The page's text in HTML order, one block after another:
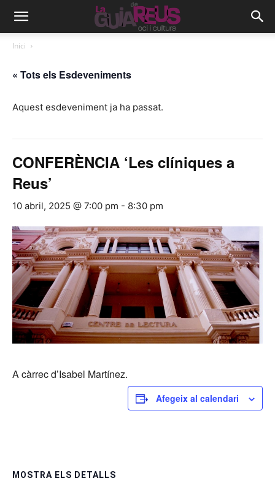
Inici
« Tots els Esdeveniments
Aquest esdeveniment ja ha passat.
CONFERÈNCIA ‘Les clíniques a
Reus’
10 abril, 2025 @ 7:00 pm - 8:30 pm
A càrrec d’Isabel Martínez.
Afegeix al calendari
MOSTRA ELS DETALLS